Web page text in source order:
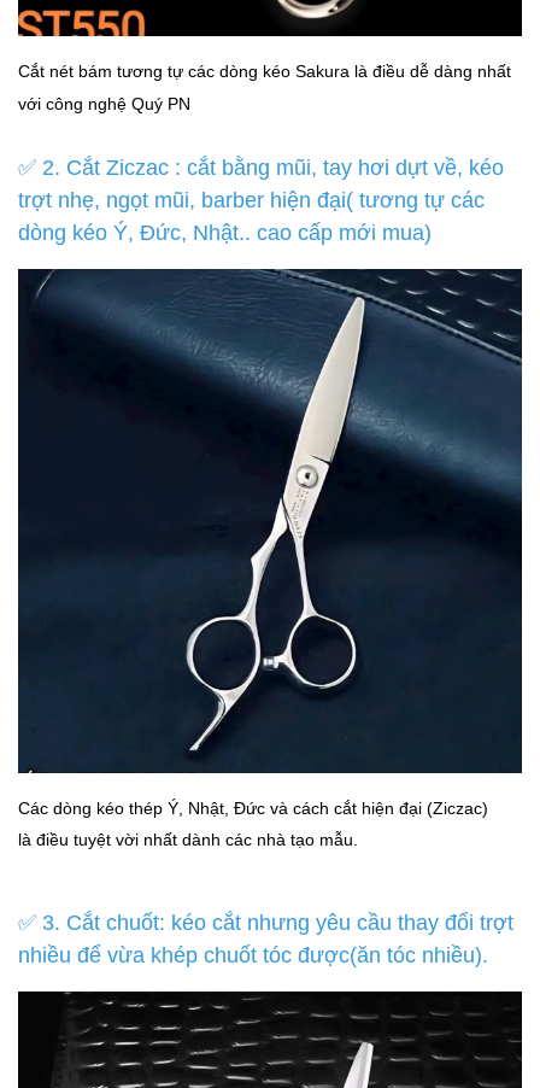
Cắt nét bám tương tự các dòng kéo Sakura là điều dễ dàng nhất
với công nghệ Quý PN
✅️ 2. Cắt Ziczac : cắt bằng mũi, tay hơi dựt về, kéo
trợt nhẹ, ngọt mũi, barber hiện đại( tương tự các
dòng kéo Ý, Đức, Nhật.. cao cấp mới mua)
Các dòng kéo thép Ý, Nhật, Đức và cách cắt hiện đại (Ziczac)
là điều tuyệt vời nhất dành các nhà tạo mẫu.
✅ 3. Cắt chuốt: kéo cắt nhưng yêu cầu thay đổi trợt
nhiều để vừa khép chuốt tóc được(ăn tóc nhiều).